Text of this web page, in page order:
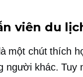
viên du
một chút thích
người khác. Tuy